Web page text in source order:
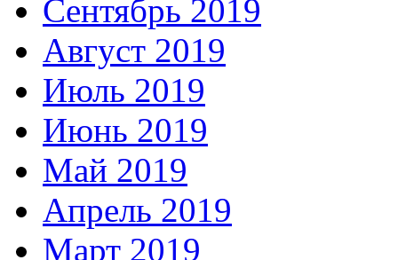
Сентябрь 2019
Август 2019
Июль 2019
Июнь 2019
Май 2019
Апрель 2019
Март 2019